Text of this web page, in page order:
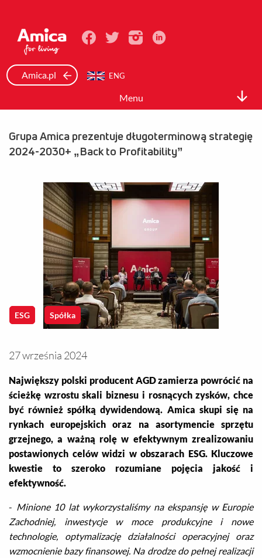
Amica.pl ENG
Menu
Spółka
Dane finansowe
Raporty
Ład korporacyjny
ESG
WZA
Kontakt
Grupa Amica prezentuje długoterminową strategię
2024-2030+ „Back to Profitability”
ESG Spółka
27 września 2024
Największy polski producent AGD zamierza powrócić na
ścieżkę wzrostu skali biznesu i rosnących zysków, chce
być również spółką dywidendową. Amica skupi się na
rynkach europejskich oraz na asortymencie sprzętu
grzejnego, a ważną rolę w efektywnym zrealizowaniu
postawionych celów widzi w obszarach ESG. Kluczowe
kwestie to szeroko rozumiane pojęcia jakość i
efektywność.
- Minione 10 lat wykorzystaliśmy na ekspansję w Europie
Zachodniej, inwestycje w moce produkcyjne i nowe
technologie, optymalizację działalności operacyjnej oraz
wzmocnienie bazy finansowej. Na drodze do pełnej realizacji